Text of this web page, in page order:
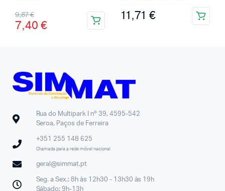
9,87€
7,40 €
11,71 €
Rua do Multipark I nº 39, 4595-542
Seroa, Paços de Ferreira
+351 255 148 625
Chamada para a rede móvel nacional
geral@simmat.pt
Seg. a Sex.: 8h às 12h30 - 13h30 às 19h
Sábado: 9h-13h